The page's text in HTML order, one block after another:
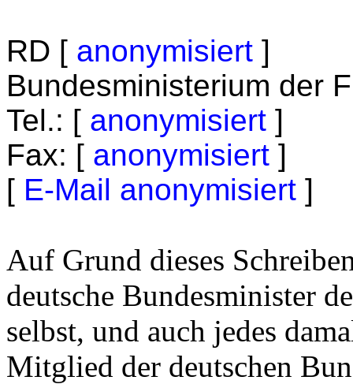
RD [ anonymisiert ]
Bundesministerium der
Tel.: [ anonymisiert ]
Fax: [ anonymisiert ]
[ E-Mail anonymisiert ]
Auf Grund dieses
deutsche Bundesminister
selbst, und auch jedes
Mitglied der deutschen